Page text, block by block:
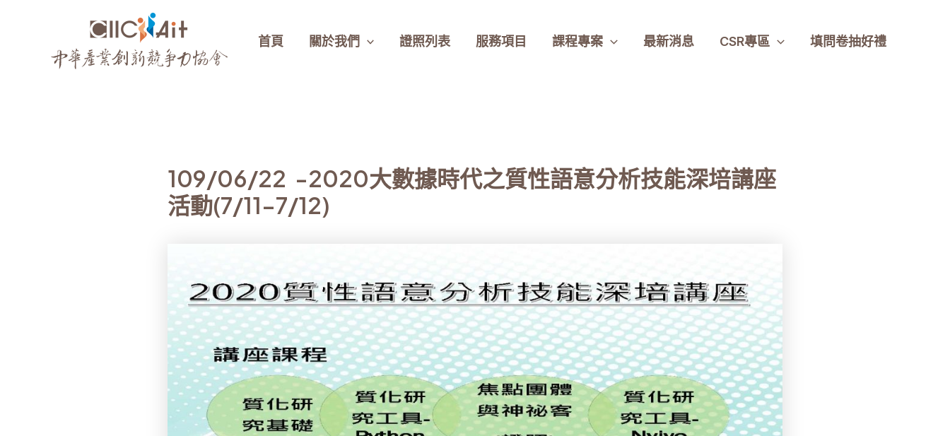
首頁 關於我們 證照列表 服務項目 課程專案 最新消息 CSR專區 填問卷抽好禮
109/06/22 -2020大數據時代之質性語意分析技能深培講座
活動(7/11-7/12)